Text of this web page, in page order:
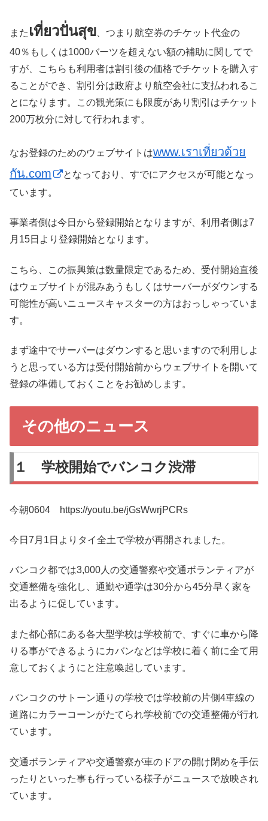
また เที่ยวปั่นสุข 、つまり航空券のチケット代金の
40％もしくは1000バーツを超えない額の補助に関してで
すが、こちらも利用者は割引後の価格でチケットを購入す
ることができ、割引分は政府より航空会社に支払われるこ
とになります。この観光策にも限度があり割引はチケット
200万枚分に対して行われます。
なお登録のためのウェブサイトはwww.เราเที่ยวด้วย
กัน.com
となっており、すでにアクセスが可能となっ
ています。
事業者側は今日から登録開始となりますが、利用者側は7
月15日より登録開始となります。
こちら、この振興策は数量限定であるため、受付開始直後
はウェブサイトが混みあうもしくはサーバーがダウンする
可能性が高いニュースキャスターの方はおっしゃっていま
す。
まず途中でサーバーはダウンすると思いますので利用しよ
うと思っている方は受付開始前からウェブサイトを開いて
登録の準備しておくことをお勧めします。
その他のニュース
１ 学校開始でバンコク渋滞
今朝0604 https://youtu.be/jGsWwrjPCRs
今日7月1日よりタイ全土で学校が再開されました。
バンコク都では3,000人の交通警察や交通ボランティアが
交通整備を強化し、通勤や通学は30分から45分早く家を
出るように促しています。
また都心部にある各大型学校は学校前で、すぐに車から降
りる事ができるようにカバンなどは学校に着く前に全て用
意しておくようにと注意喚起しています。
バンコクのサトーン通りの学校では学校前の片側4車線の
道路にカラーコーンがたてられ学校前での交通整備が行れ
ています。
交通ボランティアや交通警察が車のドアの開け閉めを手伝
ったりといった事も行っている様子がニュースで放映され
ています。